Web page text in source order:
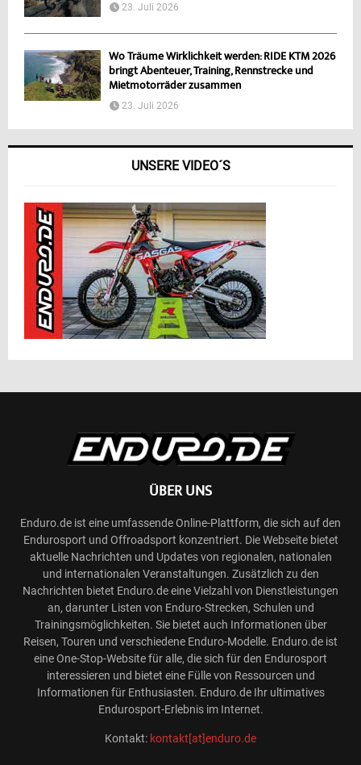
23. Juli 2026
Wo Träume Wirklichkeit werden: RIDE KTM 2026
bringt Abenteuer, Training, Rennstrecke und
Mietmotorräder zusammen
23. Juli 2026
UNSERE VIDEO´S
ÜBER UNS
Enduro.de ist eine umfassende Online-Plattform, die sich auf den
Endurosport und Offroadsport konzentriert. Die Webseite bietet
aktuelle Nachrichten und Updates von regionalen, nationalen
und internationalen Veranstaltungen. Zusätzlich zu den
Nachrichten bietet Enduro.de eine Vielzahl von Dienstleistungen
an, darunter Listen von Enduro-Strecken, Schulen und
Trainingsmöglichkeiten. Sie bietet auch Informationen über
Reisen, Touren und verschiedene Enduro-Modelle. Enduro.de ist
eine One-Stop-Website für alle, die sich für den Endurosport
interessieren und bietet eine Fülle von Ressourcen und
Informationen für Enthusiasten. Enduro.de Ihr ultimatives
Endurosport-Erlebnis im Internet.
Kontakt: kontakt[at]enduro.de